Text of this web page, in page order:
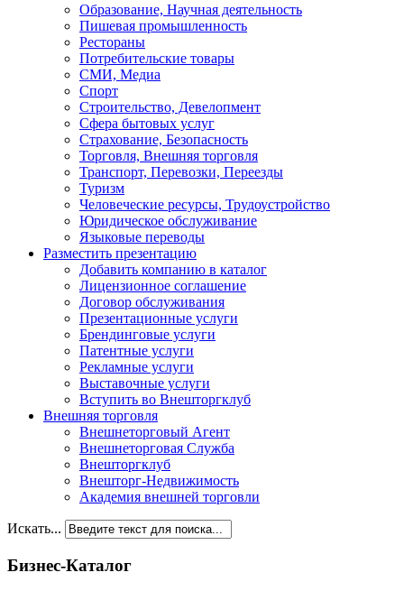
Образование, Научная деятельность
Пишевая промышленность
Рестораны
Потребительские товары
СМИ, Медиа
Спорт
Строительство, Девелопмент
Сфера бытовых услуг
Страхование, Безопасность
Торговля, Внешняя торговля
Транспорт, Перевозки, Переезды
Туризм
Человеческие ресурсы, Трудоустройство
Юридическое обслуживание
Языковые переводы
Разместить презентацию
Добавить компанию в каталог
Лицензионное соглашение
Договор обслуживания
Презентационные услуги
Брендинговые услуги
Патентные услуги
Рекламные услуги
Выставочные услуги
Вступить во Внешторгклуб
Внешняя торговля
Внешнеторговый Агент
Внешнеторговая Служба
Внешторгклуб
Внешторг-Недвижимость
Академия внешней торговли
Искать...
Бизнес-Каталог